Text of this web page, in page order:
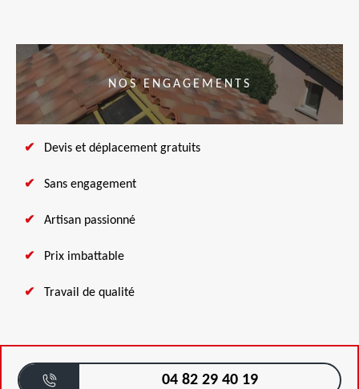
NOS ENGAGEMENTS
Devis et déplacement gratuits
Sans engagement
Artisan passionné
Prix imbattable
Travail de qualité
04 82 29 40 19